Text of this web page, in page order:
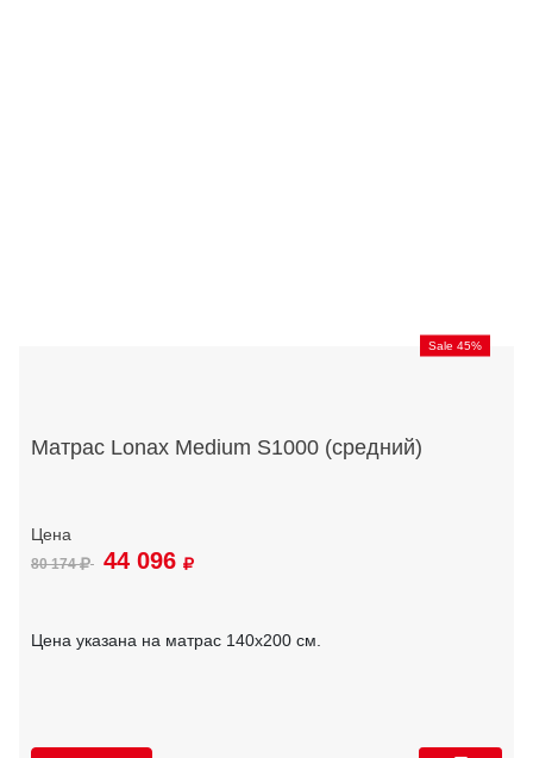
Sale 45%
Матрас Lonax Medium S1000 (средний)
80 174 44 096
Цена указана на матрас 140х200 см.